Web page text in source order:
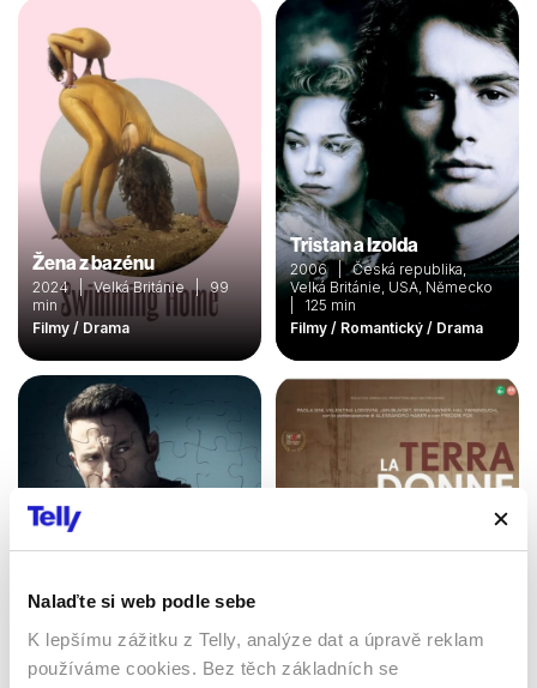
Nalaďte si web podle sebe
K lepšímu zážitku z Telly, analýze dat a úpravě reklam
používáme cookies. Bez těch základních se
Žena z bazénu
2024 | Velká Británie | 99
min
Filmy / Drama
Tristan a Izolda
2006 | Česká republika,
Velká Británie, USA, Německo
| 125 min
Filmy / Romantický / Drama
Zúčtování Země žen